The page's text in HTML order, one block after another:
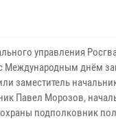
управления
Международным днём
заместитель
Павел Морозов,
подполковник